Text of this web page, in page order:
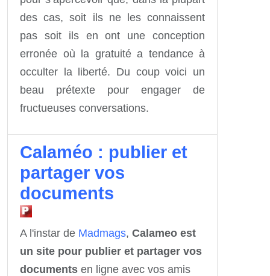
des cas, soit ils ne les connaissent
pas soit ils en ont une conception
erronée où la gratuité a tendance à
occulter la liberté. Du coup voici un
beau prétexte pour engager de
fructueuses conversations.
Calaméo : publier et
partager vos
documents
A l'instar de Madmags, Calameo est
un site pour publier et partager vos
documents en ligne avec vos amis